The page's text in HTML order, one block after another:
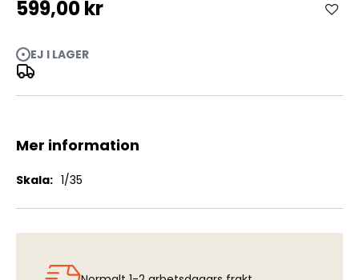
599,00 kr
EJ I LAGER
Mer information
Mer
1/35